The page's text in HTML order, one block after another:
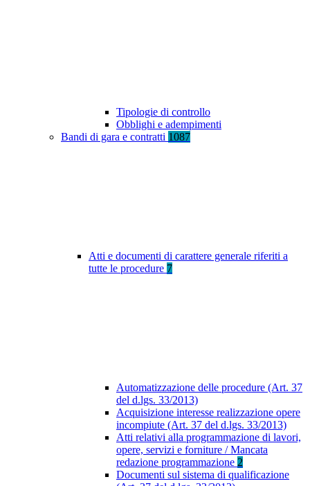
Tipologie di controllo
Obblighi e adempimenti
Bandi di gara e contratti 1087
Atti e documenti di carattere generale riferiti a
tutte le procedure 7
Automatizzazione delle procedure (Art. 37
del d.lgs. 33/2013)
Acquisizione interesse realizzazione opere
incompiute (Art. 37 del d.lgs. 33/2013)
Atti relativi alla programmazione di lavori,
opere, servizi e forniture / Mancata
redazione programmazione 2
Documenti sul sistema di qualificazione